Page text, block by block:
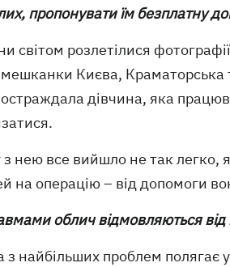
пропонувати їм безплатну
світом розлетілися
Києва, Краматорська
дівчина, яка
нею все вийшло не так легко,
на операцію – від допомоги
облич відмовляються
з найбільших проблем